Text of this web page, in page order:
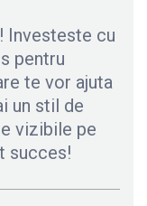
Investeste cu
pentru
te vor ajuta
un stil de
vizibile pe
succes!